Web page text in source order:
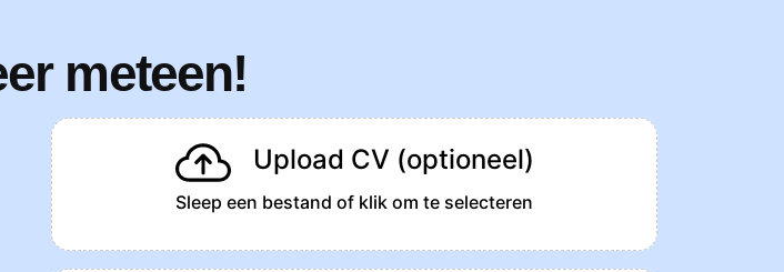
meteen!
Upload CV (optioneel)
Sleep een bestand of klik om te selecteren